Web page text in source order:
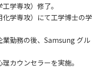
学専攻）修了。
学専攻）にて工学博士の学
業勤務の後、Samsung グル
カウンセラーを実施。